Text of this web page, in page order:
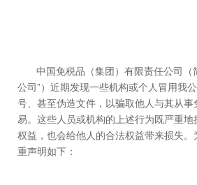
中国免税品（集团）有限责任公司（
公司”）近期发现一些机构或个人冒用我
号、甚至伪造文件，以骗取他人与其从
易。这些人员或机构的上述行为既严重
权益，也会给他人的合法权益带来损失
重声明如下：